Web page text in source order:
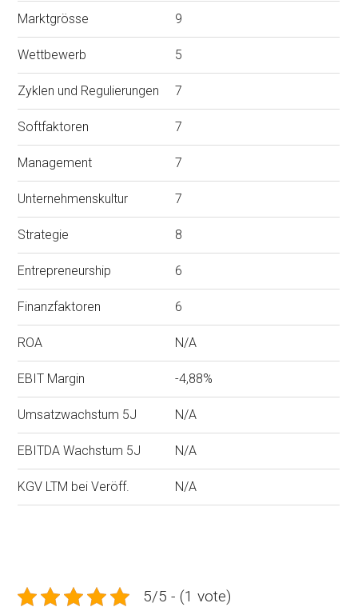
Marktgrösse 9
Wettbewerb 5
Zyklen und Regulierungen 7
Softfaktoren 7
Management 7
Unternehmenskultur 7
Strategie 8
Entrepreneurship 6
Finanzfaktoren 6
ROA N/A
EBIT Margin -4,88%
Umsatzwachstum 5J N/A
EBITDA Wachstum 5J N/A
KGV LTM bei Veröff. N/A
5/5 - (1 vote)